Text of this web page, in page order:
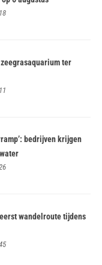
ter
bedrijven krijgen
wandelroute tijdens